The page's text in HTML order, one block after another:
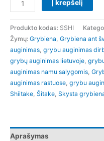
Į krepšelį
Produkto kodas: SSHI
Žymų: Grybiena, Grybiena ant
auginimas, grybu auginimas
grybų auginimas lietuvoje,
auginimas namu salygomis,
auginimas rastuose, grybu
Shiitake, Šitake, Skysta
Aprašymas